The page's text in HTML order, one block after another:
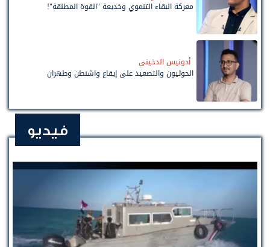
معركة البقاء التنموي وخديعة "القوة المطلقة"!
أدونيس الدخيني
الحوثيون والتصعيد على إيقاع واشنطن وطهران
فيديو